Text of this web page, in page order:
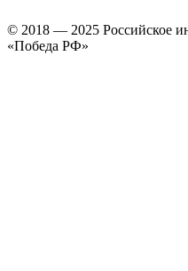
© 2018 — 2025 Российское
«Победа РФ»